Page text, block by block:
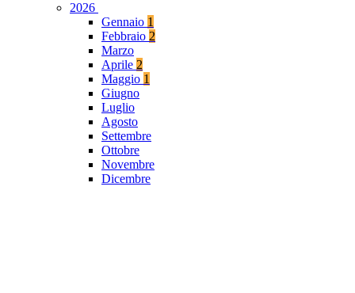
2026
Gennaio 1
Febbraio 2
Marzo
Aprile 2
Maggio 1
Giugno
Luglio
Agosto
Settembre
Ottobre
Novembre
Dicembre